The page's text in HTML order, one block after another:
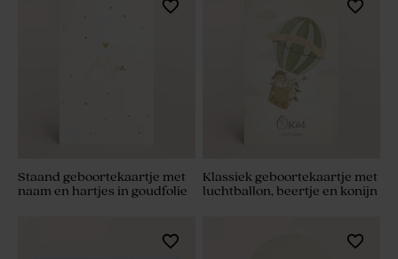
Staand geboortekaartje met
naam en hartjes in goudfolie
Klassiek geboortekaartje met
luchtballon, beertje en konijn